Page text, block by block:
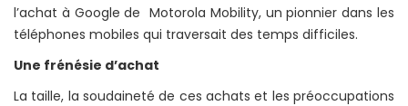
l’achat à Google de Motorola Mobility, un pionnier dans les
téléphones mobiles qui traversait des temps difficiles.
Une frénésie d’achat
La taille, la soudaineté de ces achats et les préoccupations